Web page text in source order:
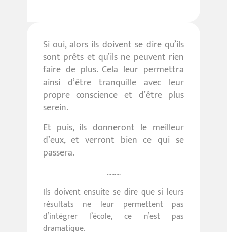
Si oui, alors ils doivent se dire qu’ils
sont prêts et qu’ils ne peuvent rien
faire de plus. Cela leur permettra
ainsi d’être tranquille avec leur
propre conscience et d’être plus
serein.
Et puis, ils donneront le meilleur
d’eux, et verront bien ce qui se
passera.
………
Ils doivent ensuite se dire que si leurs
résultats ne leur permettent pas
d’intégrer l’école, ce n’est pas
dramatique.